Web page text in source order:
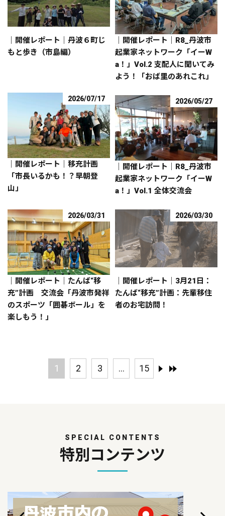
｜開催レポート｜丹波６町じ
もと歩き（市島編）
｜開催レポート｜R8_丹波市
起業家ネットワーク「イーW
a！」Vol.2 支配人に聞いてみ
よう！「おば里のあれこれ」
2026/07/17
｜開催レポート｜移充計画
「市長いるかも！？早朝登
山」
2026/05/27
｜開催レポート｜R8_丹波市
起業家ネットワーク「イーW
a！」Vol.1 全体交流会
2026/03/31
｜開催レポート｜たんば“移
充”計画 交流会「丹波市発祥
のスポーツ「囲碁ボール」を
楽しもう！」
2026/03/30
｜開催レポート｜3月21日：
たんば“移充”計画：先輩移住
者のお宅訪問！
1 2 3 ... 15
SPECIAL CONTENTS
特別コンテンツ